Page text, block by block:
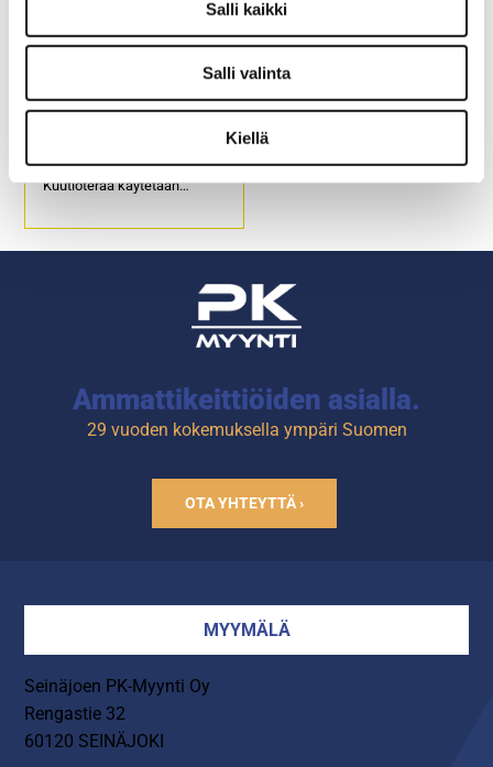
Salli kaikki
Salli valinta
Kiellä
kuutioterä D8x8
Kuution koko 8 x 8 mm.
Kuutioterää käytetään
kanssa.
Ammattikeittiöiden asialla.
29 vuoden kokemuksella ympäri Suomen
OTA YHTEYTTÄ ›
MYYMÄLÄ
Seinäjoen PK-Myynti Oy
Rengastie 32
60120 SEINÄJOKI